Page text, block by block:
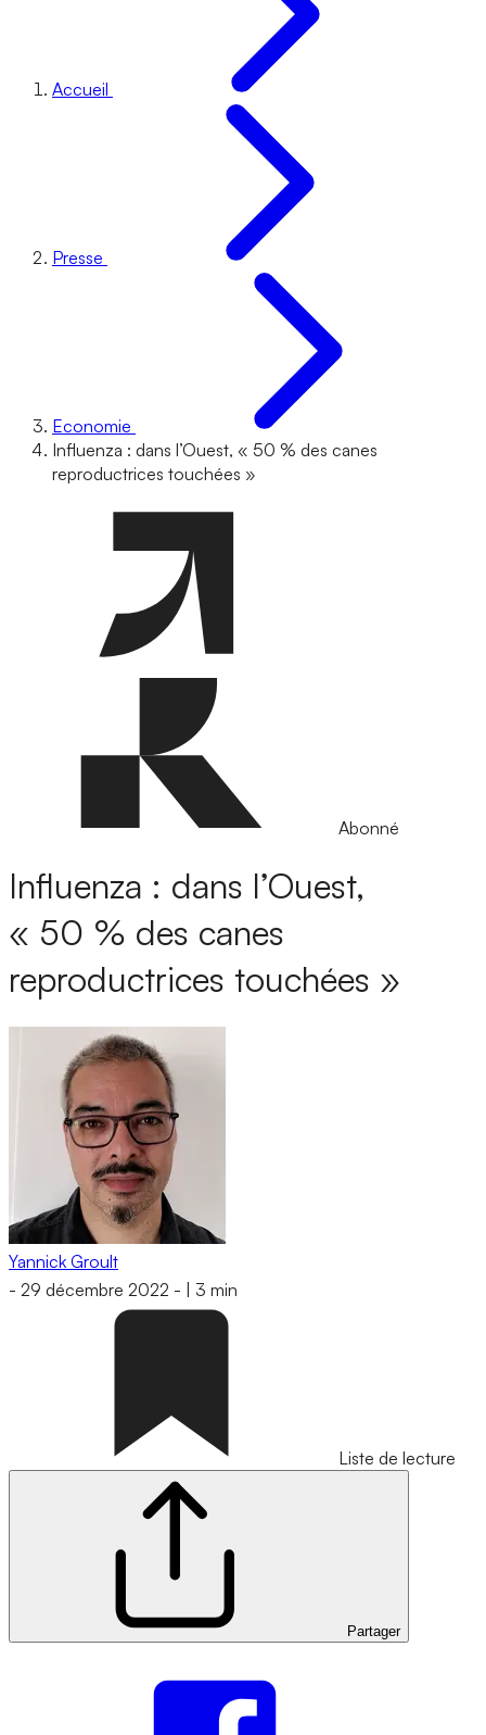
Accueil
Presse
Economie
Influenza : dans l’Ouest, « 50 % des canes
reproductrices touchées »
Abonné
Influenza : dans l’Ouest,
« 50 % des canes
reproductrices touchées »
Yannick Groult
- 29 décembre 2022 - 3 min
Liste de lecture
Partager